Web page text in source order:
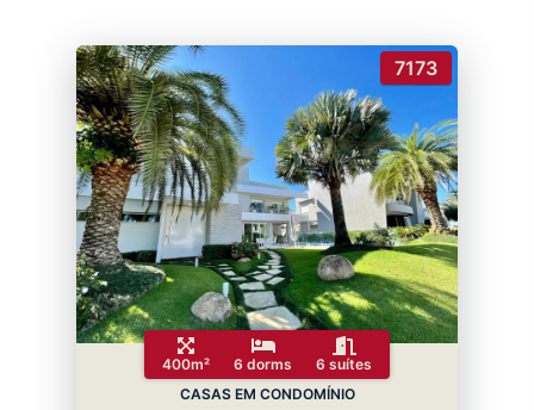
7173
400m² 6 dorms
6 suítes
CASAS EM CONDOMÍNIO